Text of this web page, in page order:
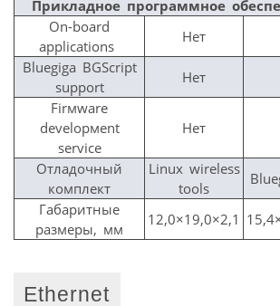
Прикладное программное
On-board
applications
Нет
Bluegiga BGScript
support
Нет
Firмware
developмent
service
Нет
Отладочный
комплект
Linux wireless
tools
Габаритные
размеры, мм
12,0×19,0×2,1
Ethernet